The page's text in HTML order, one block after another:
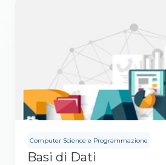
Computer Science e Programmazione
Basi di Dati